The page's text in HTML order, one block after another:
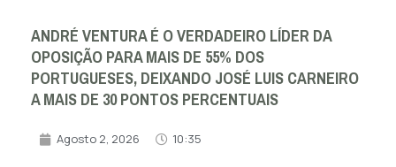
ANDRÉ VENTURA É O VERDADEIRO LÍDER DA
OPOSIÇÃO PARA MAIS DE 55% DOS
PORTUGUESES, DEIXANDO JOSÉ LUIS CARNEIRO
A MAIS DE 30 PONTOS PERCENTUAIS
Agosto 2, 2026 10:35